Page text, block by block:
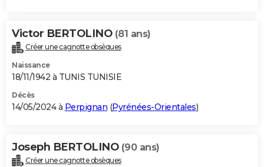
Victor BERTOLINO (81 ans)
Créer une cagnotte obsèques
Naissance
18/11/1942 à TUNIS TUNISIE
Décès
14/05/2024 à Perpignan (Pyrénées-Orientales)
Joseph BERTOLINO (90 ans)
Créer une cagnotte obsèques